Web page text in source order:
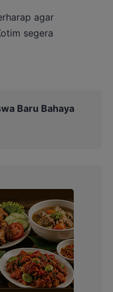
agar
segera
Baru Bahaya